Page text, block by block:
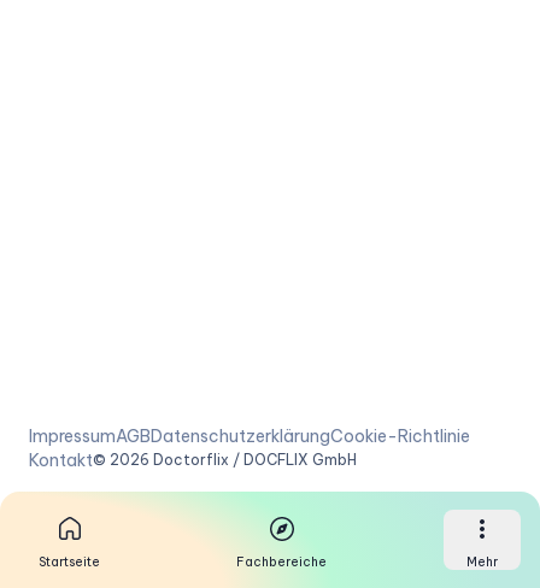
ImpressumAGBDatenschutzerklärungCookie-Richtlinie
Kontakt© 2026 Doctorflix / DOCFLIX GmbH
Startseite Fachbereiche Mehr